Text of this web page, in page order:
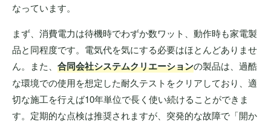
なっています。
まず、消費電力は待機時でわずか数ワット、動作時も家電製
品と同程度です。電気代を気にする必要はほとんどありませ
ん。また、 合同会社システムクリエーションの製品は、過酷
な環境での使用を想定した耐久テストをクリアしており、適
切な施工を行えば10年単位で長く使い続けることができま
す。定期的な点検は推奨されますが、突発的な故障で「開か